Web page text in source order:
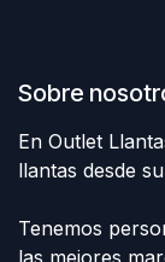
Sobre
En Outlet
llantas desde
Tenemos
las mejores